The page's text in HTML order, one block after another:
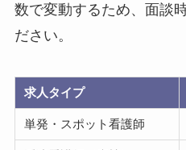
数で変動するため、面談
ださい。
求人タイプ
単発・スポット看護師